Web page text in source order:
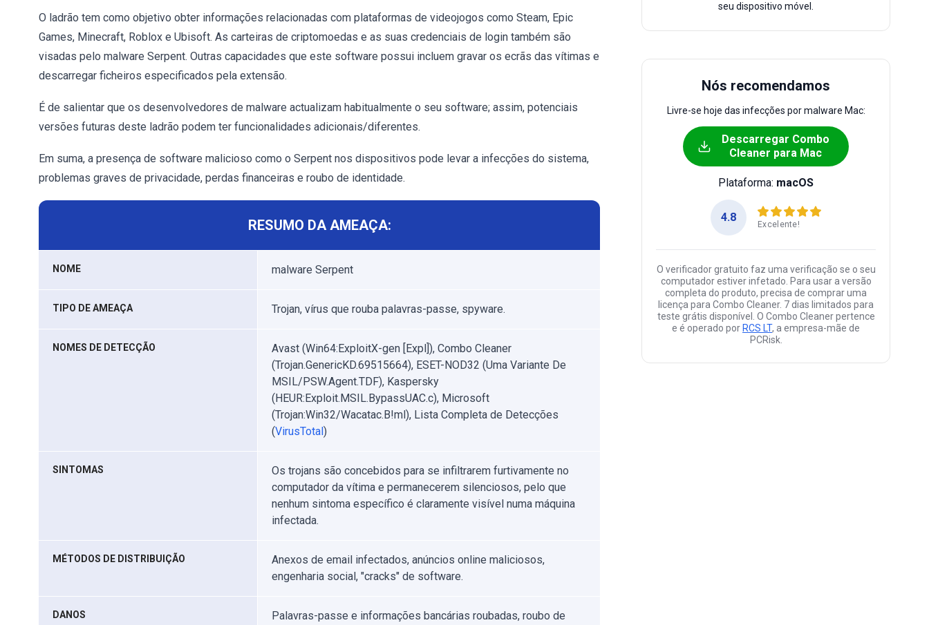
O ladrão tem como objetivo obter informações relacionadas com plataformas de videojogos como Steam, Epic
Games, Minecraft, Roblox e Ubisoft. As carteiras de criptomoedas e as suas credenciais de login também são
visadas pelo malware Serpent. Outras capacidades que este software possui incluem gravar os ecrãs das vítimas e
descarregar ficheiros especificados pela extensão.
É de salientar que os desenvolvedores de malware actualizam habitualmente o seu software; assim, potenciais
versões futuras deste ladrão podem ter funcionalidades adicionais/diferentes.
Em suma, a presença de software malicioso como o Serpent nos dispositivos pode levar a infecções do sistema,
problemas graves de privacidade, perdas financeiras e roubo de identidade.
RESUMO DA AMEAÇA:
NOME malware Serpent
TIPO DE AMEAÇA Trojan, vírus que rouba palavras-passe, spyware.
NOMES DE DETECÇÃO
Avast (Win64:ExploitX-gen [Expl]), Combo Cleaner
(Trojan.GenericKD.69515664), ESET-NOD32 (Uma Variante De
MSIL/PSW.Agent.TDF), Kaspersky
(HEUR:Exploit.MSIL.BypassUAC.c), Microsoft
(Trojan:Win32/Wacatac.B!ml), Lista Completa de Detecções
(VirusTotal)
SINTOMAS
Os trojans são concebidos para se infiltrarem furtivamente no
computador da vítima e permanecerem silenciosos, pelo que
nenhum sintoma específico é claramente visível numa máquina
infectada.
MÉTODOS DE DISTRIBUIÇÃO
Anexos de email infectados, anúncios online maliciosos,
engenharia social, "cracks" de software.
DANOS
Palavras-passe e informações bancárias roubadas, roubo de
seu dispositivo móvel.
Nós recomendamos
Livre-se hoje das infecções por malware Mac:
Descarregar Combo
Cleaner para Mac
Plataforma: macOS
4.8
Excelente!
O verificador gratuito faz uma verificação se o seu
computador estiver infetado. Para usar a versão
completa do produto, precisa de comprar uma
licença para Combo Cleaner. 7 dias limitados para
teste grátis disponível. O Combo Cleaner pertence
e é operado por RCS LT, a empresa-mãe de
PCRisk.